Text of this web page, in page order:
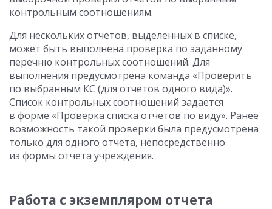
контрольным соотношениям.
Для нескольких отчетов, выделенных в списке,
может быть выполнена проверка по заданному
перечню контрольных соотношений. Для
выполнения предусмотрена команда «Проверить
по выбранным КС (для отчетов одного вида)».
Список контрольных соотношений задается
в форме «Проверка списка отчетов по виду». Ранее
возможность такой проверки была предусмотрена
только для одного отчета, непосредственно
из формы отчета учреждения.
Работа с экземпляром отчета